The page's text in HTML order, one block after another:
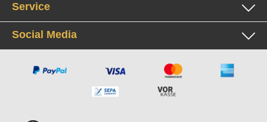
Service
Social Media